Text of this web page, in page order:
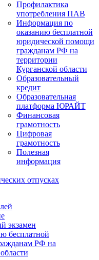
Профилактика
употребления ПАВ
Информация по
оказанию бесплатной
юридической помощи
гражданам РФ на
территории
Курганской области
Образовательный
кредит
Образовательная
платформа ЮРАЙТ
Финансовая
грамотность
Цифровая
грамотность
Полезная
информация
отпусках
экзамен
бесплатной
РФ на